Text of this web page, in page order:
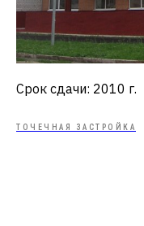
Срок сдачи: 2010 г.
ТОЧЕЧНАЯ ЗАСТРОЙКА